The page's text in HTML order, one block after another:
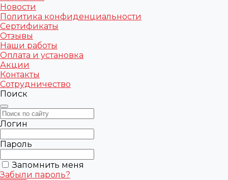
Новости
Политика конфиденциальности
Сертификаты
Отзывы
Наши работы
Оплата и установка
Акции
Контакты
Сотрудничество
Поиск
Логин
Пароль
Запомнить меня
Забыли пароль?